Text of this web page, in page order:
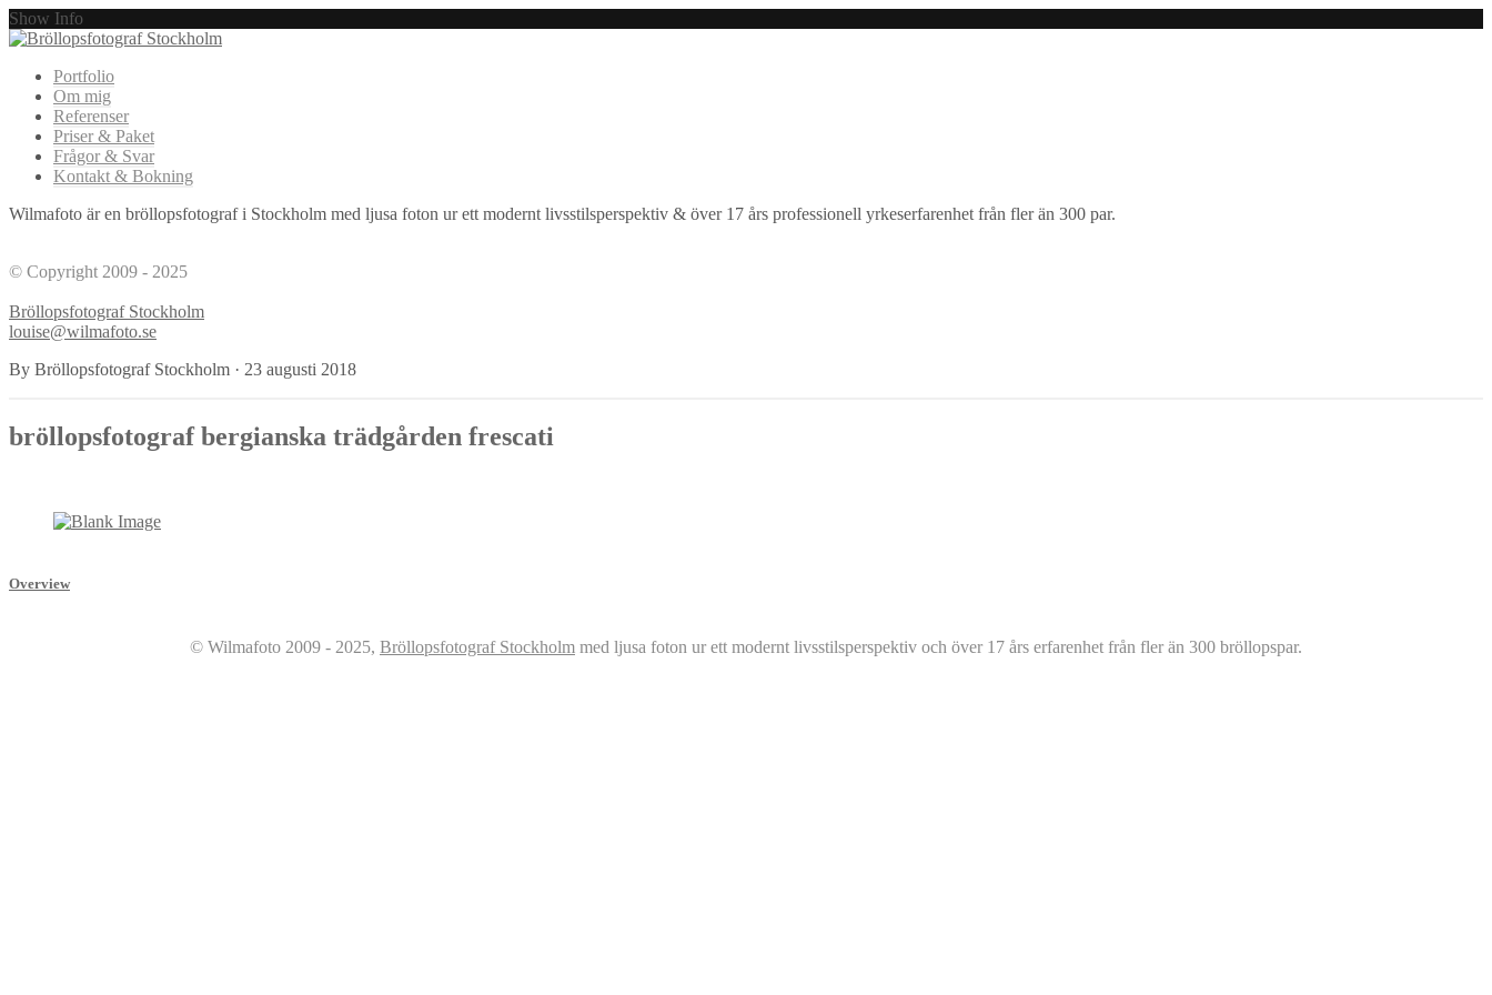
Show Info
Portfolio
Om mig
Referenser
Priser & Paket
Frågor & Svar
Kontakt & Bokning
Wilmafoto är en bröllopsfotograf i Stockholm med ljusa foton ur ett modernt livsstilsperspektiv & över 17 års professionell yrkeserfarenhet från fler än 300 par.
© Copyright 2009 - 2025
Bröllopsfotograf Stockholm
louise@wilmafoto.se
By Bröllopsfotograf Stockholm · 23 augusti 2018
bröllopsfotograf bergianska trädgården frescati
Overview
© Wilmafoto 2009 - 2025, Bröllopsfotograf Stockholm med ljusa foton ur ett modernt livsstilsperspektiv och över 17 års erfarenhet från fler än 300 bröllopspar.